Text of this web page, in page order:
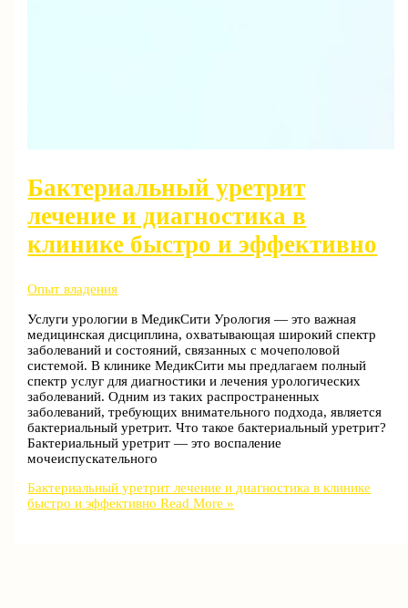
Бактериальный уретрит
лечение и диагностика в
клинике быстро и эффективно
Опыт владения
Услуги урологии в МедикСити Урология — это важная
медицинская дисциплина, охватывающая широкий спектр
заболеваний и состояний, связанных с мочеполовой
системой. В клинике МедикСити мы предлагаем полный
спектр услуг для диагностики и лечения урологических
заболеваний. Одним из таких распространенных
заболеваний, требующих внимательного подхода, является
бактериальный уретрит. Что такое бактериальный уретрит?
Бактериальный уретрит — это воспаление
мочеиспускательного
Бактериальный уретрит лечение и диагностика в клинике
быстро и эффективно Read More »